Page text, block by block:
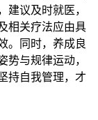
议及时就医，
相关疗法应由具
。同时，养成良
与规律运动，
持自我管理，才